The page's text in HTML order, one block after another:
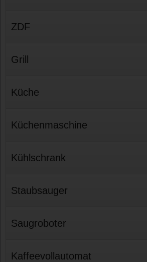
ZDF
Grill
Küche
Küchenmaschine
Kühlschrank
Staubsauger
Saugroboter
Kaffeevollautomat